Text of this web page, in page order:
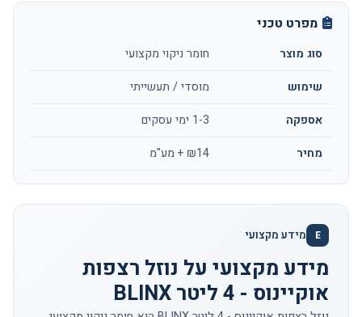
מפרט טכני
סוג מוצר
חומר ניקוי מקצועי
שימוש
מוסדי / תעשייתי
אספקה
1-3 ימי עסקים
מחיר
₪14 + מע"מ
E מידע מקצועי
מידע מקצועי על נוזל רצפות
אוקיינוס - 4 ליטר BLINX